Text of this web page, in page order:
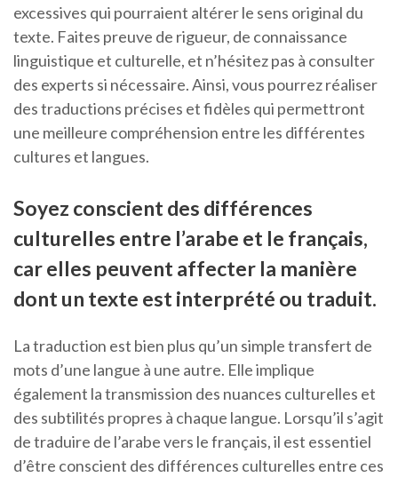
excessives qui pourraient altérer le sens original du
texte. Faites preuve de rigueur, de connaissance
linguistique et culturelle, et n’hésitez pas à consulter
des experts si nécessaire. Ainsi, vous pourrez réaliser
des traductions précises et fidèles qui permettront
une meilleure compréhension entre les différentes
cultures et langues.
Soyez conscient des différences
culturelles entre l’arabe et le français,
car elles peuvent affecter la manière
dont un texte est interprété ou traduit.
La traduction est bien plus qu’un simple transfert de
mots d’une langue à une autre. Elle implique
également la transmission des nuances culturelles et
des subtilités propres à chaque langue. Lorsqu’il s’agit
de traduire de l’arabe vers le français, il est essentiel
d’être conscient des différences culturelles entre ces